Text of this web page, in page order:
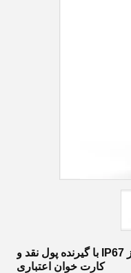
کیوسک پرداخت پارکینگ در فضای باز IP67 با گیرنده پول نقد و
کارت خوان اعتباری